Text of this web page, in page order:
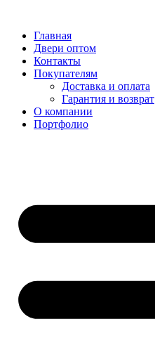
содержимому
Главная
Двери оптом
Контакты
Покупателям
Доставка и оплата
Гарантия и возврат
О компании
Портфолио